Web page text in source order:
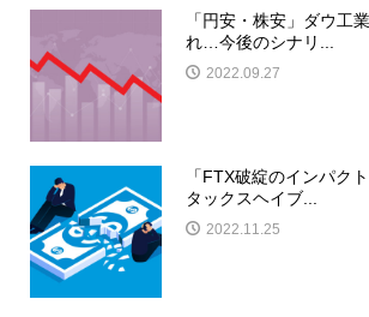
「円安・株安」ダウ工
れ…今後のシナリ...
2022.09.27
「FTX破綻のインパク
タックスヘイブ...
2022.11.25